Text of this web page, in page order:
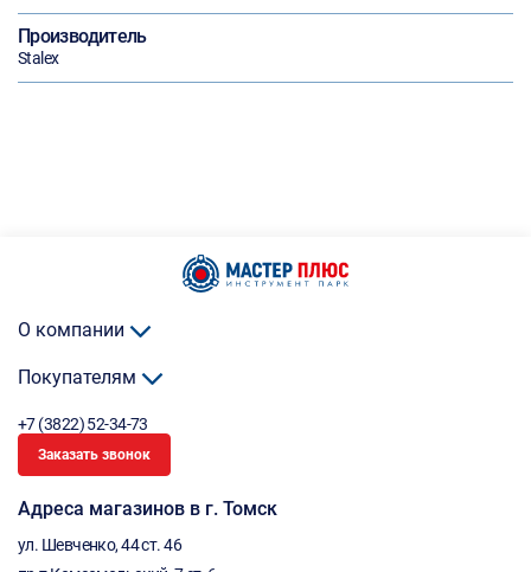
Производитель
Stalex
О компании
Покупателям
+7 (3822) 52-34-73
Заказать звонок
Адреса магазинов в г. Томск
ул. Шевченко, 44 ст. 46